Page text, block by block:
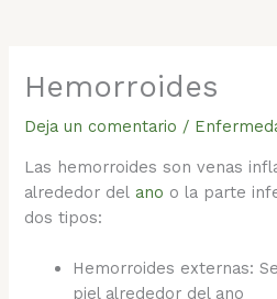
Hemorroides
Deja un comentario /
Las hemorroides son venas
alrededor del ano o la parte
dos tipos:
Hemorroides externas:
piel alrededor del ano